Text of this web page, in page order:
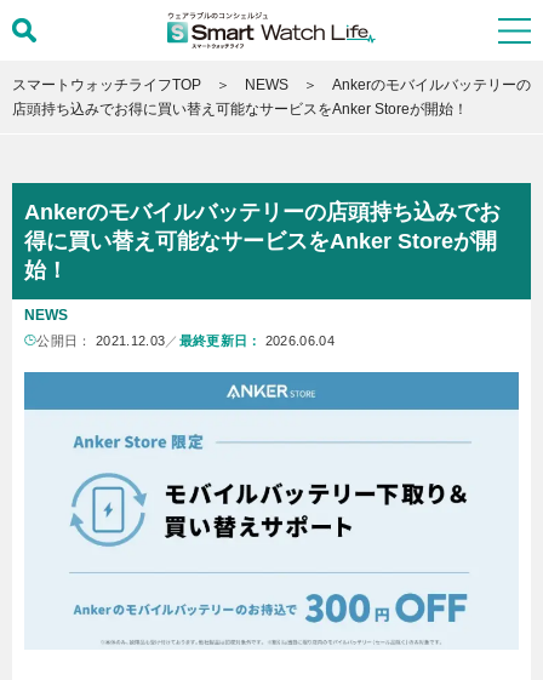
スマートウォッチライフTOP NEWS
Ankerのモバイルバッテリーの
店頭持ち込みでお得に買い替え可能なサービスをAnker Storeが開始！
Ankerのモバイルバッテリーの店頭持ち込みでお
得に買い替え可能なサービスをAnker Storeが開
始！
NEWS
公開日： 2021.12.03 ／ 最終更新日： 2026.06.04